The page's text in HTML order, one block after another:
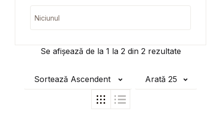
Se afișează de la 1 la 2din 2rezultate
Sortează Ascendent Arată 25